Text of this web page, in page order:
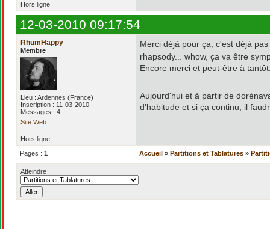
Hors ligne
12-03-2010 09:17:54
RhumHappy
Membre
Lieu : Ardennes (France)
Inscription : 11-03-2010
Messages : 4
Site Web
Merci déjà pour ça, c'est déjà
rhapsody... whow, ça va être
Encore merci et peut-être à
Aujourd'hui et à partir de
d'habitude et si ça continu, il
Hors ligne
Pages : 1 Accueil » Partitions et Tablatures »
Atteindre